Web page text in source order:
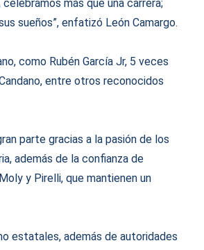
más que una carrera;
sueños”, enfatizó León Camargo.
como Rubén García Jr, 5 veces
entre otros reconocidos
parte gracias a la pasión de los
además de la confianza de
y Pirelli, que mantienen un
estatales, además de autoridades